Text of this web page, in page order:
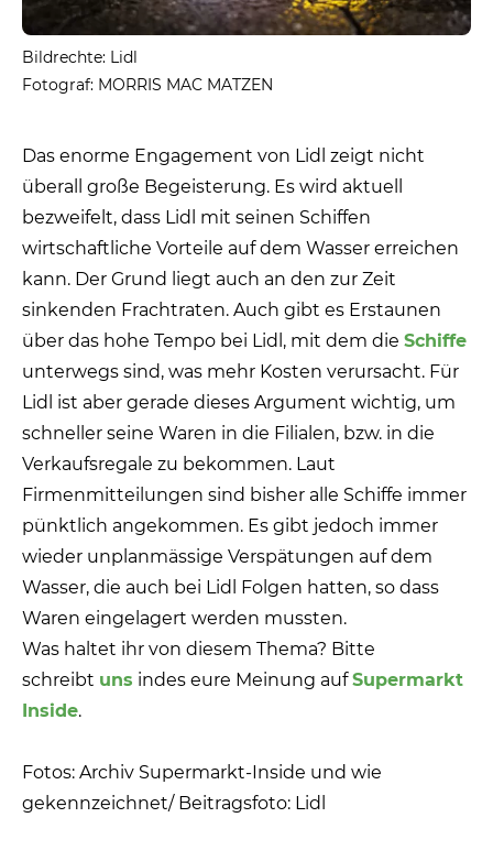
Bildrechte: Lidl
Fotograf: MORRIS MAC MATZEN
Das enorme Engagement von Lidl zeigt nicht
überall große Begeisterung. Es wird aktuell
bezweifelt, dass Lidl mit seinen Schiffen
wirtschaftliche Vorteile auf dem Wasser erreichen
kann. Der Grund liegt auch an den zur Zeit
sinkenden Frachtraten. Auch gibt es Erstaunen
über das hohe Tempo bei Lidl, mit dem die Schiffe
unterwegs sind, was mehr Kosten verursacht. Für
Lidl ist aber gerade dieses Argument wichtig, um
schneller seine Waren in die Filialen, bzw. in die
Verkaufsregale zu bekommen. Laut
Firmenmitteilungen sind bisher alle Schiffe immer
pünktlich angekommen. Es gibt jedoch immer
wieder unplanmässige Verspätungen auf dem
Wasser, die auch bei Lidl Folgen hatten, so dass
Waren eingelagert werden mussten.
Was haltet ihr von diesem Thema? Bitte
schreibt uns indes eure Meinung aufSupermarkt
Inside.
Fotos: Archiv Supermarkt-Inside und wie
gekennzeichnet/ Beitragsfoto: Lidl